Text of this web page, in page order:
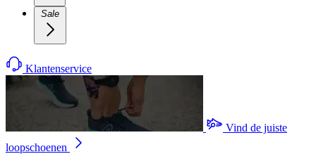
Sale
Klantenservice
Vind de juiste
loopschoenen